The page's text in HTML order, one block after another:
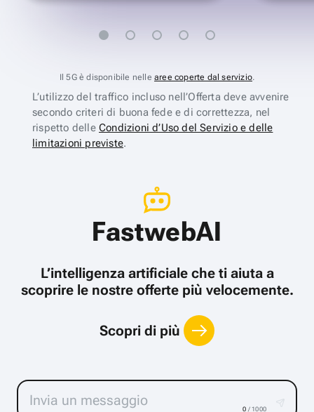
Il 5G è disponibile nelle aree coperte dal servizio.
L’utilizzo del traffico incluso nell’Offerta deve avvenire
secondo criteri di buona fede e di correttezza, nel
rispetto delle Condizioni d’Uso del Servizio e delle
limitazioni previste.
FastwebAI
L’intelligenza artificiale che ti aiuta a
scoprire le nostre offerte più velocemente.
Scopri di più
0 / 1000